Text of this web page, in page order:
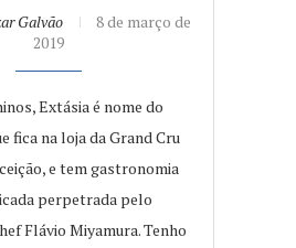
Galvão
8 de março de
2019
Extásia é nome do
fica na loja da Grand Cru
e tem gastronomia
perpetrada pelo
Flávio Miyamura. Tenho